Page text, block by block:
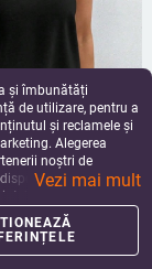
cu guler în V,
transfrontalieră
primăvară
nouă, vestă casual
add_shopping_cart
și îmbunătăți
de utilizare, pentru a
și reclamele și
Alegerea
noștri de
dvs. în
în orice moment
informații, vă
.
Vezi mai mult